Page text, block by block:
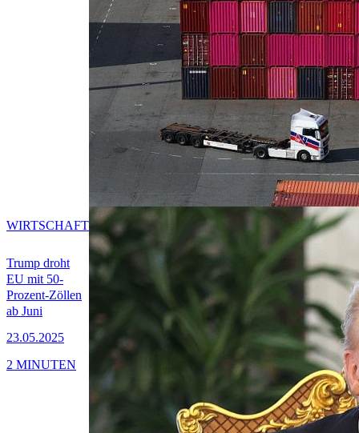
Trump droht
EU mit 50-
Prozent-Zöllen
ab Juni
23.05.2025
WIRTSCHAFT
2 MINUTEN